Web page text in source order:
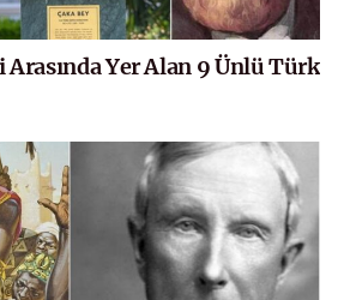
Yer Alan 9 Ünlü Türk